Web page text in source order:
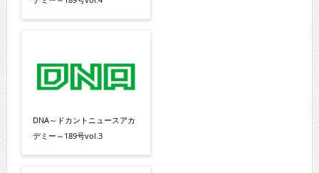
DNA～ドカントニュースアカ
デミー～189号vol.3